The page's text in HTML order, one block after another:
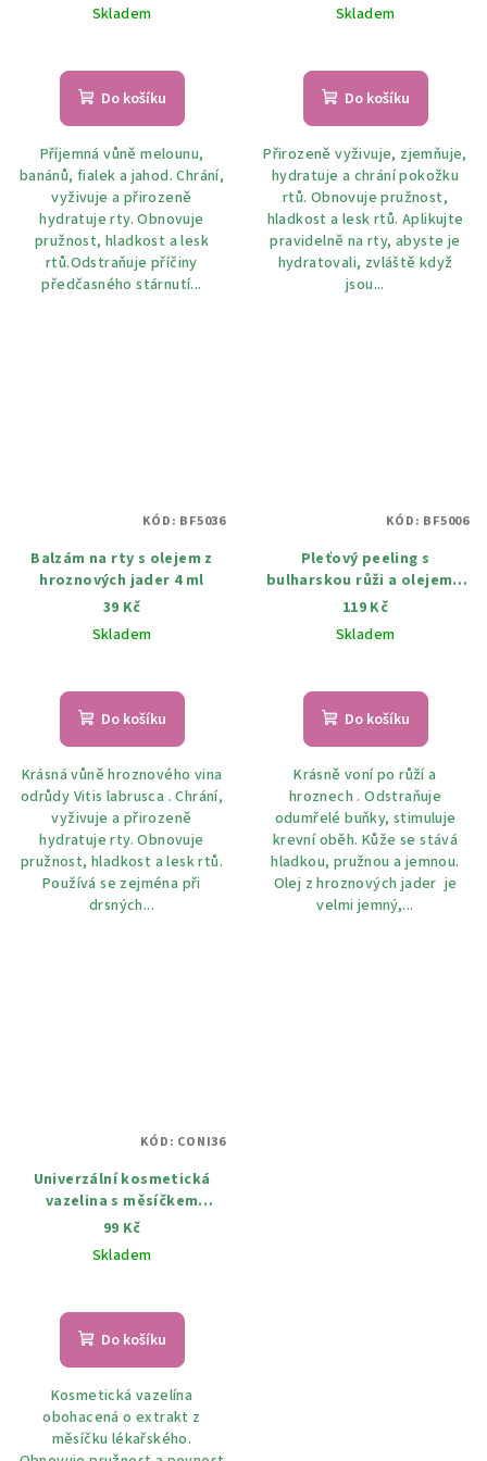
Skladem
Do košíku
Příjemná vůně melounu,
banánů, fialek a jahod. Chrání,
vyživuje a přirozeně
hydratuje rty. Obnovuje
pružnost, hladkost a lesk
rtů.Odstraňuje příčiny
předčasného stárnutí...
Skladem
hodnocení
produktu
z
5
hvězdiček.
Do košíku
Přirozeně vyživuje, zjemňuje,
hydratuje a chrání pokožku
rtů. Obnovuje pružnost,
hladkost a lesk rtů. Aplikujte
pravidelně na rty, abyste je
hydratovali, zvláště když
jsou...
Balzám na rty s olejem z
hroznových jader 4 ml
39 Kč
Skladem
Do košíku
Krásná vůně hroznového vina
odrůdy Vitis labrusca . Chrání,
vyživuje a přirozeně
hydratuje rty. Obnovuje
pružnost, hladkost a lesk rtů.
Používá se zejména při
drsných...
KÓD: BF5036
Pleťový peeling s
bulharskou růži a olejem z
hroznových jader 100ml
119 Kč
Skladem
hodnocení
produktu
z
5
hvězdiček.
Do košíku
Krásně voní po růží a
hroznech . Odstraňuje
odumřelé buňky, stimuluje
krevní oběh. Kůže se stává
hladkou, pružnou a jemnou.
Olej z hroznových jader je
velmi jemný,...
KÓD: BF5006
Univerzální kosmetická
vazelina s měsíčkem
lekářkým 50 ml
99 Kč
Skladem
Do košíku
Kosmetická vazelína
obohacená o extrakt z
měsíčku lékařského.
KÓD: CONI36